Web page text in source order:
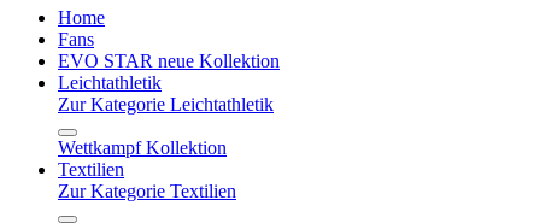
Home
Fans
EVO STAR neue Kollektion
Leichtathletik
Zur Kategorie Leichtathletik
Wettkampf Kollektion
Textilien
Zur Kategorie Textilien